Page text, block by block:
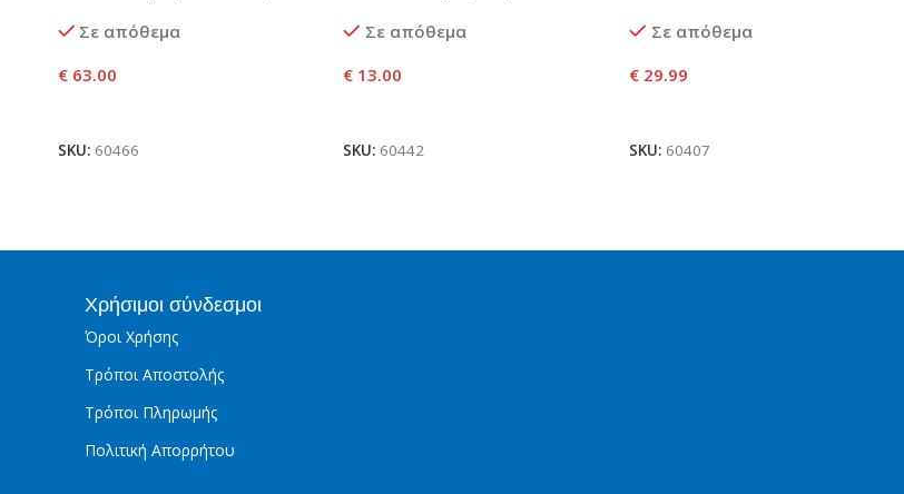
Σε απόθεμα
€63.00
SKU: 60466
Σε απόθεμα
€ 13.00
SKU: 60442
Σε απόθεμα
€ 29.99
SKU: 60407
Χρήσιμοι σύνδεσμοι
Όροι Χρήσης
Τρόποι Αποστολής
Τρόποι Πληρωμής
Πολιτική Απορρήτου